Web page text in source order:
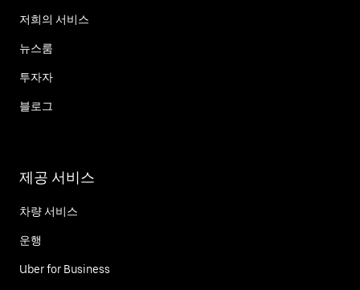
저희의 서비스
뉴스룸
투자자
블로그
제공 서비스
차량 서비스
운행
Uber for Business